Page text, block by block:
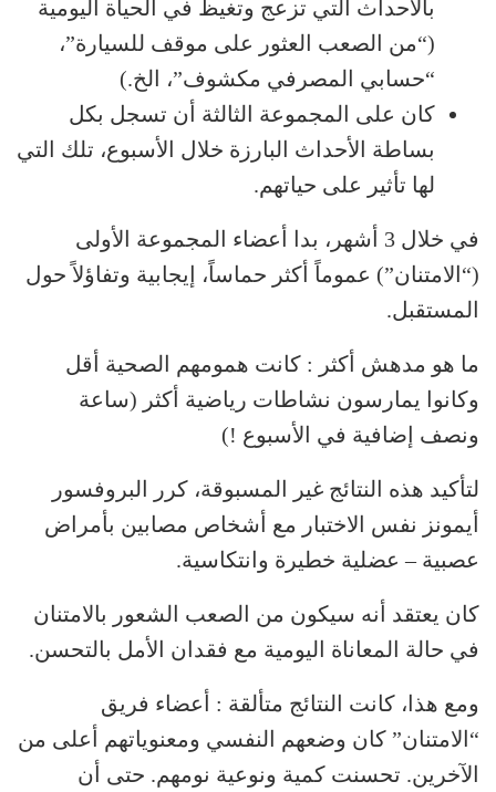
بالأحداث التي تزعج وتغيظ في الحياة اليومية
(“من الصعب العثور على موقف للسيارة”،
“حسابي المصرفي مكشوف”، الخ.)
كان على المجموعة الثالثة أن تسجل بكل
بساطة الأحداث البارزة خلال الأسبوع، تلك التي
لها تأثير على حياتهم.
في خلال 3 أشهر، بدا أعضاء المجموعة الأولى
(“الامتنان”) عموماً أكثر حماساً، إيجابية وتفاؤلاً حول
المستقبل.
ما هو مدهش أكثر : كانت همومهم الصحية أقل
وكانوا يمارسون نشاطات رياضية أكثر (ساعة
ونصف إضافية في الأسبوع !)
لتأكيد هذه النتائج غير المسبوقة، كرر البروفسور
أيمونز نفس الاختبار مع أشخاص مصابين بأمراض
عصبية – عضلية خطيرة وانتكاسية.
كان يعتقد أنه سيكون من الصعب الشعور بالامتنان
في حالة المعاناة اليومية مع فقدان الأمل بالتحسن.
ومع هذا، كانت النتائج متألقة : أعضاء فريق
“الامتنان” كان وضعهم النفسي ومعنوياتهم أعلى من
الآخرين. تحسنت كمية ونوعية نومهم. حتى أن